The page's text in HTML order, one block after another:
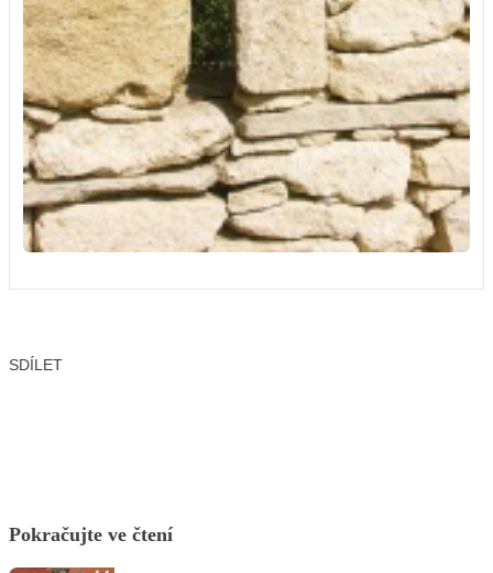
SDÍLET
Pokračujte ve čtení